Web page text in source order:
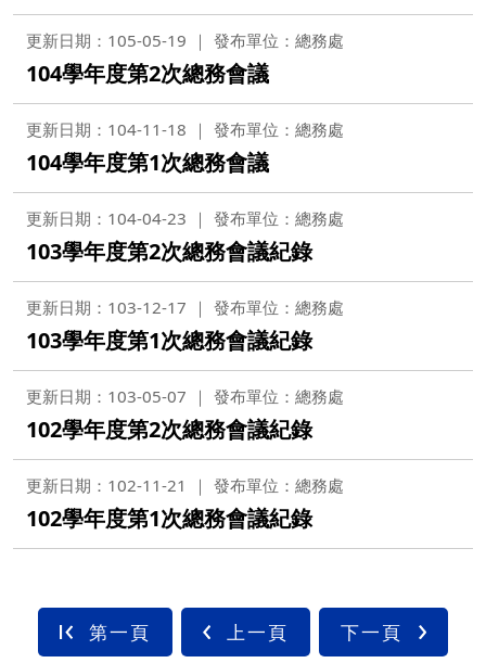
更新日期：105-05-19 發布單位：總務處
104學年度第2次總務會議
更新日期：104-11-18 發布單位：總務處
104學年度第1次總務會議
更新日期：104-04-23 發布單位：總務處
103學年度第2次總務會議紀錄
更新日期：103-12-17 發布單位：總務處
103學年度第1次總務會議紀錄
更新日期：103-05-07 發布單位：總務處
102學年度第2次總務會議紀錄
更新日期：102-11-21 發布單位：總務處
102學年度第1次總務會議紀錄
第一頁 上一頁 下一頁